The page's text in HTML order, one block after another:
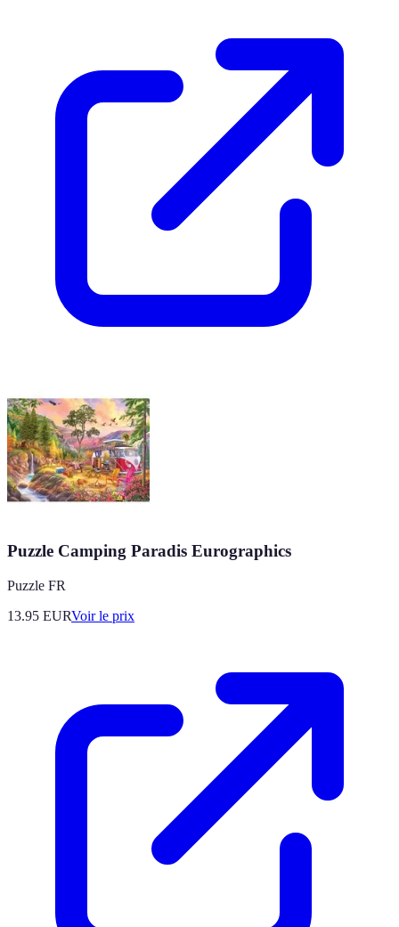
Puzzle Camping Paradis Eurographics
Puzzle FR
13.95 EURVoir le prix